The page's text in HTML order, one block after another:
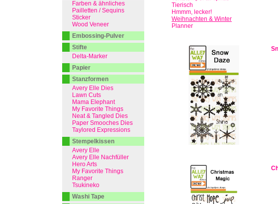
Tierisch
Hmmm, lecker!
Weihnachten & Winter
Planner
Farben & ähnliches
Pailletten / Sequins
Sticker
Wood Veneer
Embossing-Pulver
Stifte
Delta-Marker
Papier
Stanzformen
Avery Elle Dies
Lawn Cuts
Mama Elephant
My Favorite Things
Neat & Tangled Dies
Paper Smooches Dies
Taylored Expressions
Stempelkissen
Avery Elle
Avery Elle Nachfüller
Hero Arts
My Favorite Things
Ranger
Tsukineko
Washi Tape